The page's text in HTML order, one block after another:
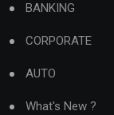
BANKING
CORPORATE
AUTO
What's New ?